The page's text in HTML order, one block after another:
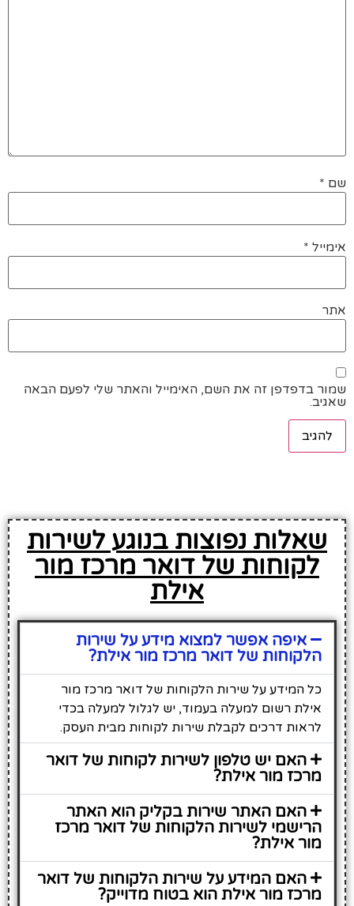
שם *
אימייל *
אתר
שמור בדפדפן זה את השם, האימייל והאתר שלי לפעם הבאה
שאגיב.
שאלות נפוצות בנוגע לשירות
לקוחות של דואר מרכז מור
אילת
איפה אפשר למצוא מידע על שירות
הלקוחות של דואר מרכז מור אילת?
כל המידע על שירות הלקוחות של דואר מרכז מור
אילת רשום למעלה בעמוד, יש לגלול למעלה בכדי
לראות דרכים לקבלת שירות לקוחות מבית העסק.
האם יש טלפון לשירות לקוחות של דואר
מרכז מור אילת?
האם האתר שירות בקליק הוא האתר
הרישמי לשירות הלקוחות של דואר מרכז
מור אילת?
האם המידע על שירות הלקוחות של דואר
מרכז מור אילת הוא בטוח מדוייק?